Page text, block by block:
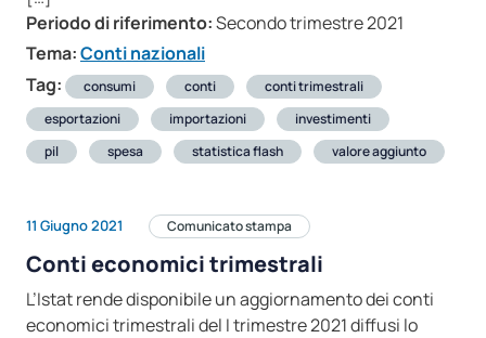
Periodo di riferimento:Secondo trimestre 2021
Tema:Conti nazionali
Tag:
consumi conti
conti trimestrali
esportazioni
importazioni
investimenti
pil
spesa statistica flash valore aggiunto
11 Giugno 2021 Comunicato stampa
Conti economici trimestrali
L’Istat rende disponibile un aggiornamento dei conti
economici trimestrali del I trimestre 2021 diffusi lo